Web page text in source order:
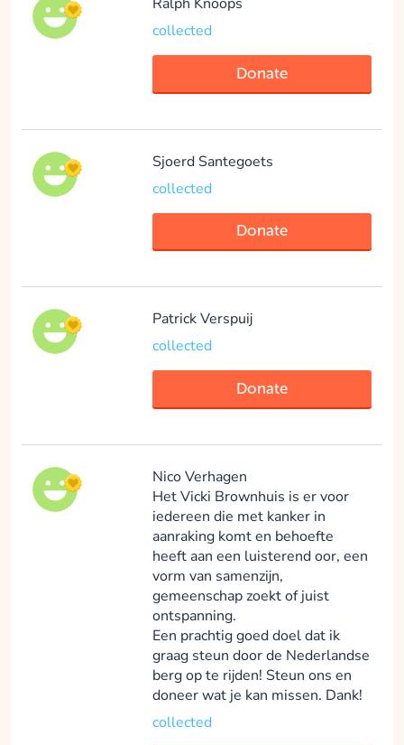
collected
Donate
Sjoerd Santegoets
collected
Donate
Patrick Verspuij
collected
Donate
Nico Verhagen
Het Vicki Brownhuis is er voor
iedereen die met kanker in
aanraking komt en behoefte
heeft aan een luisterend oor, een
vorm van samenzijn,
gemeenschap zoekt of juist
ontspanning.
Een prachtig goed doel dat ik
graag steun door de Nederlandse
berg op te rijden! Steun ons en
doneer wat je kan missen. Dank!
collected
anonymous-
Ik trap voor het Vicky
collected
Donate